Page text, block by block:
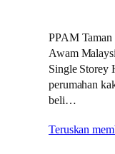
PPAM Taman
Awam
Single Storey
perumahan
beli…
Teruskan